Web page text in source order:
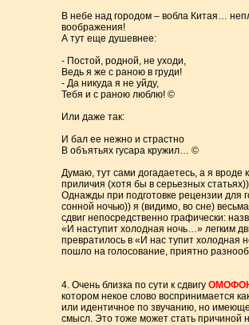
В небе над городом – вобла Китая…
воображения!
А тут еще душевнее:
- Постой, родной, не уходи,
Ведь я же с раною в груди!
- Да никуда я не уйду,
Тебя и с раною люблю! ©
Или даже так:
И бал ее нежно и страстно
В объятьях гусара кружил… ©
Думаю, тут сами догадаетесь, а я вроде
приличия (хотя бы в серьезных
Однажды при подготовке рецензии для
сонной ночью)) я (видимо, во сне)
сдвиг непосредственно графически:
«И наступит холодная ночь…» легким
превратилось в «И нас тупит холодная
пошло на голосование, приятно
4. Очень близка по сути к сдвигу
котором некое слово воспринимается
или идентичное по звучанию, но
смысл. Это тоже может стать причиной